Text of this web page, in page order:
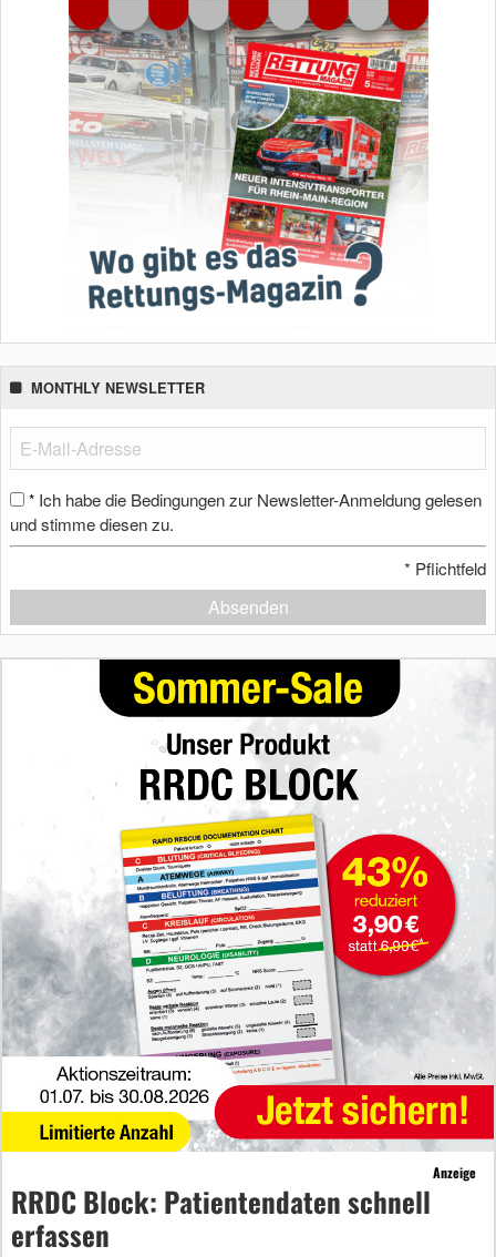
MONTHLY NEWSLETTER
* Ich habe die Bedingungen zur Newsletter-Anmeldung gelesen
und stimme diesen zu.
* Pflichtfeld
Absenden
Anzeige
RRDC Block: Patientendaten schnell
erfassen